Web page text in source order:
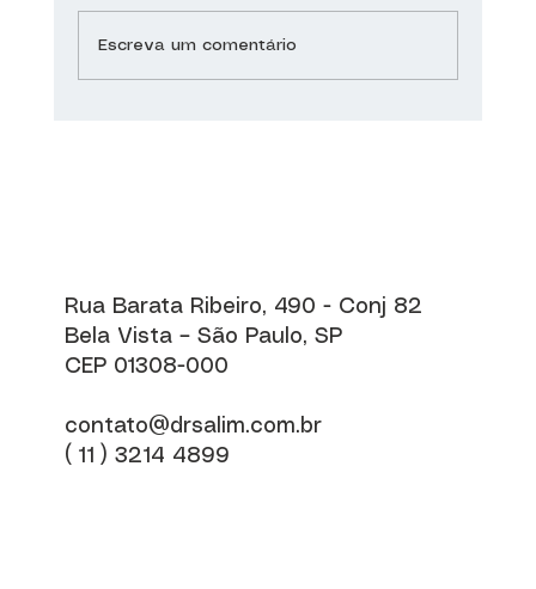
Rua Barata Ribeiro, 490 - Conj 82
Bela Vista – São Paulo, SP
CEP 01308-000
contato@drsalim.com.br
( 11 ) 3214 4899
Escreva um comentário